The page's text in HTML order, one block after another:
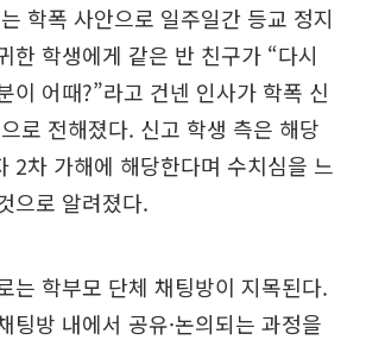
학폭 사안으로 일주일간 등교 정지
한 학생에게 같은 반 친구가 “다시
이 어때?”라고 건넨 인사가 학폭 신
로 전해졌다. 신고 학생 측은 해당
2차 가해에 해당한다며 수치심을 느
으로 알려졌다.
는 학부모 단체 채팅방이 지목된다.
팅방 내에서 공유·논의되는 과정을